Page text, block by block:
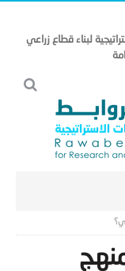
لبناء قطاع زراعي